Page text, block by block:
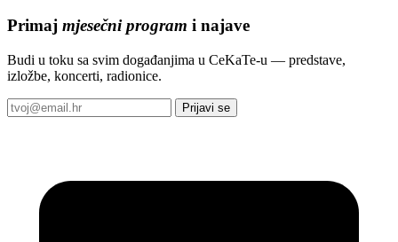
Primaj mjesečni program i najave
Budi u toku sa svim događanjima u CeKaTe-u — predstave,
izložbe, koncerti, radionice.
Prijavi se